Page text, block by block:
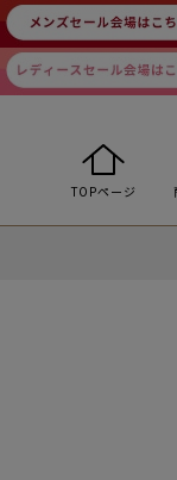
TOPページ